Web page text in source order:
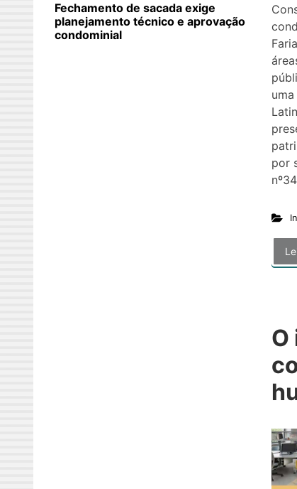
por
O
Fechamento de sacada exige
planejamento técnico e aprovação
condominial